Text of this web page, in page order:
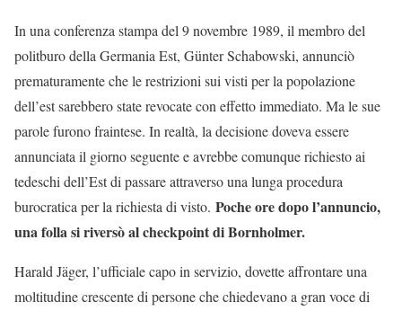
In una conferenza stampa del 9 novembre 1989, il membro del
politburo della Germania Est, Günter Schabowski, annunciò
prematuramente che le restrizioni sui visti per la popolazione
dell’est sarebbero state revocate con effetto immediato. Ma le sue
parole furono fraintese. In realtà, la decisione doveva essere
annunciata il giorno seguente e avrebbe comunque richiesto ai
tedeschi dell’Est di passare attraverso una lunga procedura
burocratica per la richiesta di visto. Poche ore dopo l’annuncio,
una folla si riversò al checkpoint di Bornholmer.
Harald Jäger, l’ufficiale capo in servizio, dovette affrontare una
moltitudine crescente di persone che chiedevano a gran voce di